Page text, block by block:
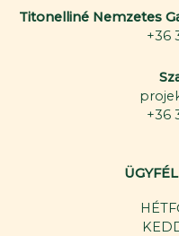
Titonelliné Nemzetes
+36
+36